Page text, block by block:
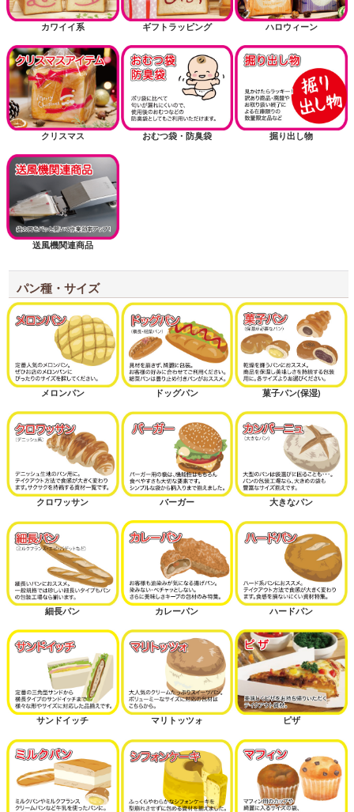
カワイイ系 ギフトラッピング ハロウィーン
クリスマス おむつ袋・防臭袋 掘り出し物
送風機関連商品
パン種・サイズ
メロンパン ドッグパン 菓子パン(保湿)
クロワッサン バーガー 大きなパン
細長パン カレーパン ハードパン
サンドイッチ マリトッツォ ピザ